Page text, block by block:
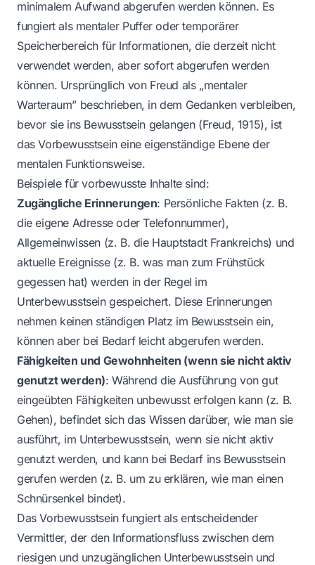
minimalem Aufwand abgerufen werden können. Es
fungiert als mentaler Puffer oder temporärer
Speicherbereich für Informationen, die derzeit nicht
verwendet werden, aber sofort abgerufen werden
können. Ursprünglich von Freud als „mentaler
Warteraum” beschrieben, in dem Gedanken verbleiben,
bevor sie ins Bewusstsein gelangen (Freud, 1915), ist
das Vorbewusstsein eine eigenständige Ebene der
mentalen Funktionsweise.
Beispiele für vorbewusste Inhalte sind:
Zugängliche Erinnerungen: Persönliche Fakten (z. B.
die eigene Adresse oder Telefonnummer),
Allgemeinwissen (z. B. die Hauptstadt Frankreichs) und
aktuelle Ereignisse (z. B. was man zum Frühstück
gegessen hat) werden in der Regel im
Unterbewusstsein gespeichert. Diese Erinnerungen
nehmen keinen ständigen Platz im Bewusstsein ein,
können aber bei Bedarf leicht abgerufen werden.
Fähigkeiten und Gewohnheiten (wenn sie nicht aktiv
genutzt werden): Während die Ausführung von gut
eingeübten Fähigkeiten unbewusst erfolgen kann (z. B.
Gehen), befindet sich das Wissen darüber, wie man sie
ausführt, im Unterbewusstsein, wenn sie nicht aktiv
genutzt werden, und kann bei Bedarf ins Bewusstsein
gerufen werden (z. B. um zu erklären, wie man einen
Schnürsenkel bindet).
Das Vorbewusstsein fungiert als entscheidender
Vermittler, der den Informationsfluss zwischen dem
riesigen und unzugänglichen Unterbewusstsein und